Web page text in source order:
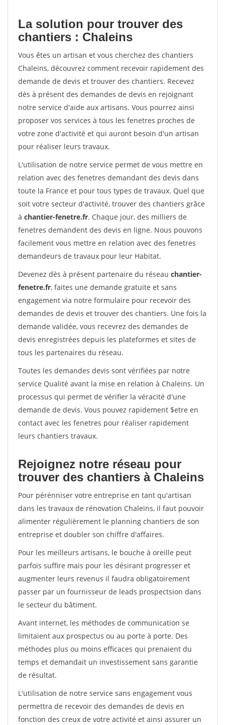
La solution pour trouver des
chantiers : Chaleins
Vous êtes un artisan et vous cherchez des chantiers
Chaleins, découvrez comment recevoir rapidement des
demande de devis et trouver des chantiers. Recevez
dès à présent des demandes de devis en rejoignant
notre service d'aide aux artisans. Vous pourrez ainsi
proposer vos services à tous les fenetres proches de
votre zone d'activité et qui auront besoin d'un artisan
pour réaliser leurs travaux.
L'utilisation de notre service permet de vous mettre en
relation avec des fenetres demandant des devis dans
toute la France et pour tous types de travaux. Quel que
soit votre secteur d'activité, trouver des chantiers grâce
à chantier-fenetre.fr. Chaque jour, des milliers de
fenetres demandent des devis en ligne. Nous pouvons
facilement vous mettre en relation avec des fenetres
demandeurs de travaux pour leur Habitat.
Devenez dès à présent partenaire du réseau chantier-
fenetre.fr, faites une demande gratuite et sans
engagement via notre formulaire pour recevoir des
demandes de devis et trouver des chantiers. Une fois la
demande validée, vous recevrez des demandes de
devis enregistrées depuis les plateformes et sites de
tous les partenaires du réseau.
Toutes les demandes devis sont vérifiées par notre
service Qualité avant la mise en relation à Chaleins. Un
processus qui permet de vérifier la véracité d'une
demande de devis. Vous pouvez rapidement $etre en
contact avec les fenetres pour réaliser rapidement
leurs chantiers travaux.
Rejoignez notre réseau pour
trouver des chantiers à Chaleins
Pour pérénniser votre entreprise en tant qu'artisan
dans les travaux de rénovation Chaleins, il faut pouvoir
alimenter régulièrement le planning chantiers de son
entreprise et doubler son chiffre d'affaires.
Pour les meilleurs artisans, le bouche à oreille peut
parfois suffire mais pour les désirant progresser et
augmenter leurs revenus il faudra obligatoirement
passer par un fournisseur de leads prospectsion dans
le secteur du bâtiment.
Avant internet, les méthodes de communication se
limitaient aux prospectus ou au porte à porte. Des
méthodes plus ou moins efficaces qui prenaient du
temps et demandait un investissement sans garantie
de résultat.
L'utilisation de notre service sans engagement vous
permettra de recevoir des demandes de devis en
fonction des creux de votre activité et ainsi assurer un